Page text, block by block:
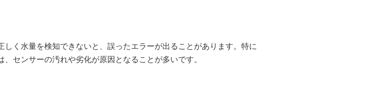
しく水量を検知できないと、誤ったエラーが出ることがあります。特に
センサーの汚れや劣化が原因となることが多いです。